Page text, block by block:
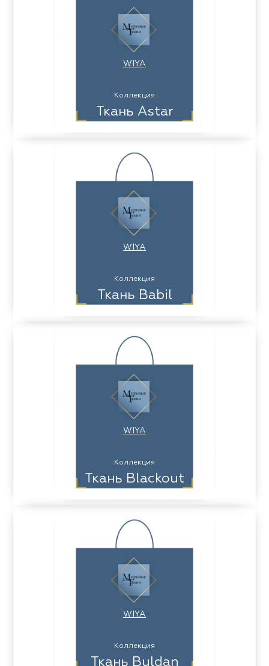
WIYA
Коллекция
Ткань Astar
WIYA
Коллекция
Ткань Babil
WIYA
Коллекция
Ткань Blackout
WIYA
Коллекция
Ткань Buldan